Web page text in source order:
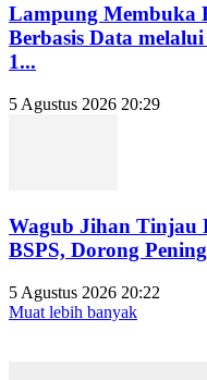
Lampung Membuka
Berbasis Data
1...
5 Agustus 2026 20:29
Wagub Jihan Tinjau
BSPS, Dorong
5 Agustus 2026 20:22
Muat lebih banyak